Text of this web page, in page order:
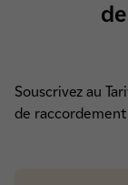
Souscrivez au
de